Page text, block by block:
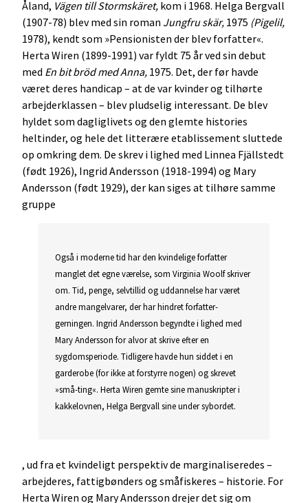
Åland, Vägen till Stormskäret, kom i 1968. Helga Bergvall
(1907-78) blev med sin roman Jungfru skär, 1975 (Pigelil,
1978), kendt som »Pensionisten der blev forfatter«.
Herta Wiren (1899-1991) var fyldt 75 år ved sin debut
med En bit bröd med Anna, 1975. Det, der før havde
været deres handicap – at de var kvinder og tilhørte
arbejderklassen – blev pludselig interessant. De blev
hyldet som dagliglivets og den glemte histories
heltinder, og hele det litterære etablissement sluttede
op omkring dem. De skrev i lighed med Linnea Fjällstedt
(født 1926), Ingrid Andersson (1918-1994) og Mary
Andersson (født 1929), der kan siges at tilhøre samme
gruppe
Også i moderne tid har den kvindelige forfatter
manglet det egne værelse, som Virginia Woolf skriver
om. Tid, penge, selvtillid og uddannelse har været
andre mangelvarer, der har hindret forfatter-
gerningen. Ingrid Andersson begyndte i lighed med
Mary Andersson for alvor at skrive efter en
sygdomsperiode. Tidligere havde hun siddet i en
garderobe (for ikke at forstyrre nogen) og skrevet
»små-ting«. Herta Wiren gemte sine manuskripter i
kakkelovnen, Helga Bergvall sine under sybordet.
, ud fra et kvindeligt perspektiv de marginaliseredes –
arbejderes, fattigbønders og småfiskeres – historie. For
Herta Wiren og Mary Andersson drejer det sig om